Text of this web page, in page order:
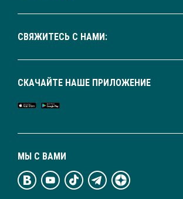
СВЯЖИТЕСЬ С НАМИ:
МЫ С ВАМИ
СКАЧАЙТЕ НАШЕ ПРИЛОЖЕНИЕ